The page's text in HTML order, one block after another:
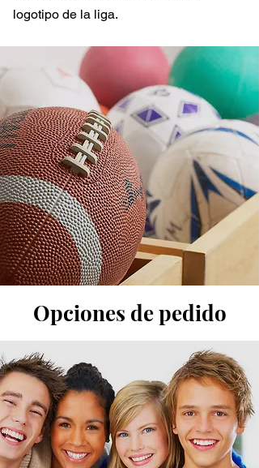
logotipo de la liga.
Opciones de pedido